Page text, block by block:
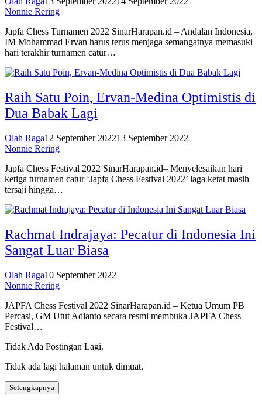
Nonnie Rering
Japfa Chess Turnamen 2022 SinarHarapan.id – Andalan Indonesia,
IM Mohammad Ervan harus terus menjaga semangatnya memasuki
hari terakhir turnamen catur…
Raih Satu Poin, Ervan-Medina Optimistis di
Dua Babak Lagi
Olah Raga12 September 202213 September 2022
Nonnie Rering
Japfa Chess Festival 2022 SinarHarapan.id– Menyelesaikan hari
ketiga turnamen catur ‘Japfa Chess Festival 2022’ laga ketat masih
tersaji hingga…
Rachmat Indrajaya: Pecatur di Indonesia Ini
Sangat Luar Biasa
Olah Raga10 September 2022
Nonnie Rering
JAPFA Chess Festival 2022 SinarHarapan.id – Ketua Umum PB
Percasi, GM Utut Adianto secara resmi membuka JAPFA Chess
Festival…
Tidak Ada Postingan Lagi.
Tidak ada lagi halaman untuk dimuat.
Selengkapnya